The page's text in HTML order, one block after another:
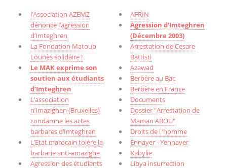
l’Association AZEMZ
dénonce l’agression
d’Imteghren
La Fondation Matoub
Lounès solidaire !
Le MAK exprime son
soutien aux étudiants
d’Imteghren
L’association
n’Imazighen (Bruxelles)
condamne les actes
barbares d’Imteghren
L’Etat marocain tolère la
barbarie anti-amazighe
Agression des étudiants
AFRIN
Agression d’Imteghren
(Décembre 2003)
Arrestation de Cesare
Battisti
Azawad
Berbère au Bac
Berbère en France
Documents
Dossier "Arrestation de
Maman ABOU"
Droits de l ’homme
Ennayer - Yennayer
Kabylie
Libya insurrection